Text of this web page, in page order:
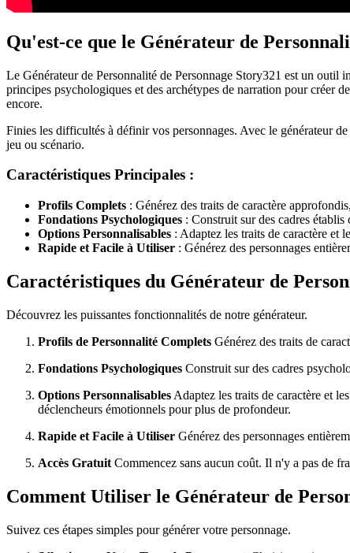
Qu'est-ce que le Générateur de
Le Générateur de Personnalité de Personnage Story321 est un
principes psychologiques et des archétypes de narration pour créer
encore.
Finies les difficultés à définir vos personnages. Avec le générateur
jeu ou scénario.
Caractéristiques Principales :
Profils Complets : Générez des traits de caractère
Fondations Psychologiques : Construit sur des cadres
Options Personnalisables : Adaptez les traits de caractère et
Rapide et Facile à Utiliser : Générez des personnages
Caractéristiques du Générateur de
Découvrez les puissantes fonctionnalités de notre générateur.
Profils de Personnalité Complets Générez des traits de
Fondations Psychologiques Construit sur des cadres
Options Personnalisables Adaptez les traits de caractère et
déclencheurs émotionnels pour plus de profondeur.
Rapide et Facile à Utiliser Générez des personnages
Accès Gratuit Commencez sans aucun coût. Il n'y a pas de
Comment Utiliser le Générateur de
Suivez ces étapes simples pour générer votre personnage.